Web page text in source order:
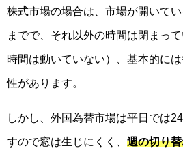
株式市場の場合は、市場が開いて
までで、それ以外の時間は閉まっ
時間は動いていない）、基本的に
性があります。
しかし、外国為替市場は平日では
すので窓は生じにくく、 週の切り